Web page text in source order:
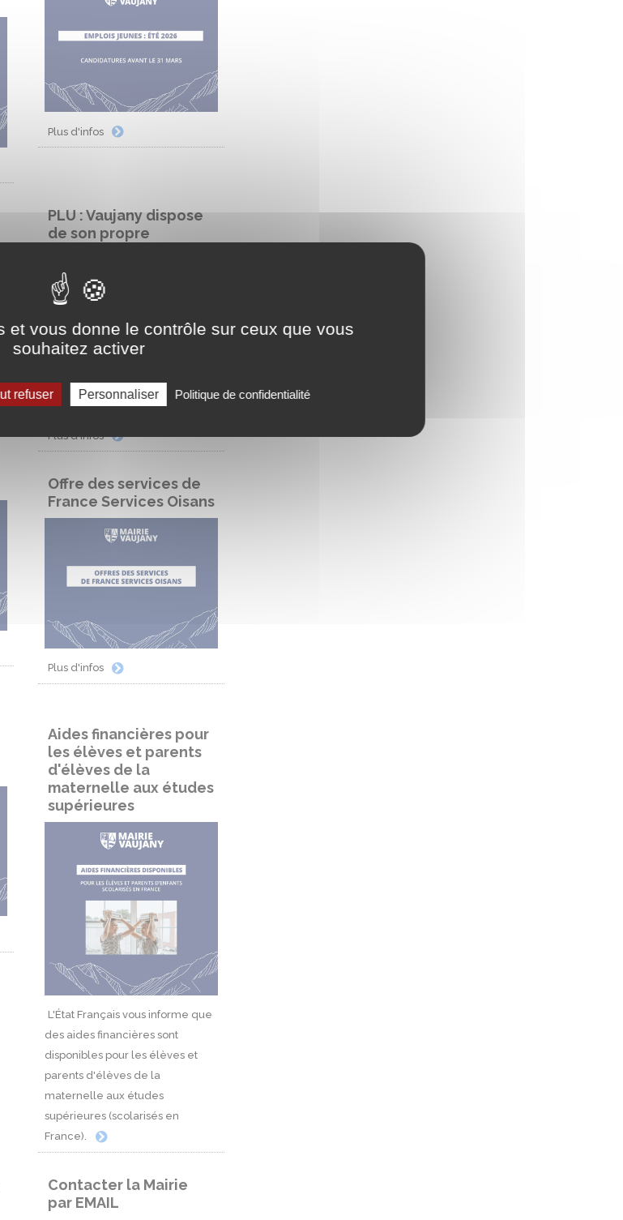
Plus d'infos
PLU : Vaujany dispose
de son propre
d'urbanisme
Plus d'infos
Offre des services de
France Services Oisans
Plus d'infos
Aides financières pour
les élèves et parents
d'élèves de la
maternelle aux études
supérieures
L'État Français vous informe que
des aides financières sont
disponibles pour les élèves et
parents d'élèves de la
maternelle aux études
supérieures (scolarisés en
France).
Contacter la Mairie
par EMAIL
et vous donne le contrôle sur ceux que vous
souhaitez activer
refuser Personnaliser Politique de confidentialité